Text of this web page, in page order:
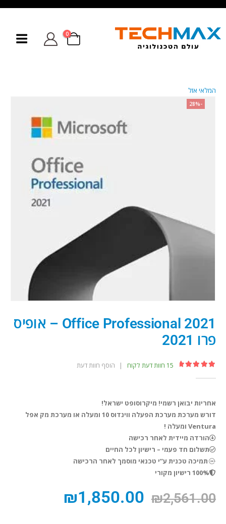
0
-28%
המלאי אזל
Office Professional 2021 – אופיס
פרו 2021
15 חוות דעת לקוח | הוסף חוות דעת
אחריות יבואן רשמי! מיקרוסופט ישראל!
דורש מערכת מערכת הפעלה ווינדוס 10 ומעלה או מערכת מק אפל
Ventura ומעלה !
הורדה מיידית לאחר רכישה
תשלום חד פעמי – רישיון לכל החיים
תמיכה טכנית ע”י טכנאי מוסמך לאחר הרכישה
100% רישיון מקורי
₪2,561.00
₪1,850.00